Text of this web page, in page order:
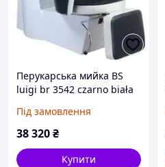
Перукарська мийка BS
luigi br 3542 czarno biała
Під замовлення
38 320₴
Купити